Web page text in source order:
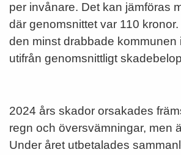
per invånare. Det kan jämföras
där genomsnittet var 110
den minst drabbade kommunen
utifrån genomsnittligt
2024 års skador orsakades
regn och översvämningar, men
Under året utbetalades